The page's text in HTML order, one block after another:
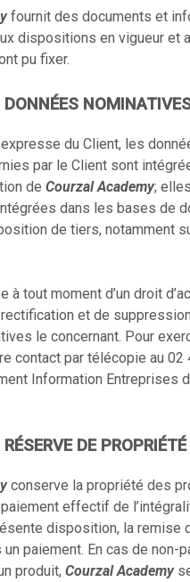
fournit des documents et
dispositions en vigueur et
pu fixer.
du Client, les
par le Client sont
de Courzal Academy;
dans les bases de
de tiers, notamment
à tout moment d’un droit
et de
le concernant. Pour
contact par télécopie au 02
Information Entreprises
DE PROPRIÉTÉ
conserve la propriété des
paiement effectif de
disposition, la remise
paiement. En cas de non-
produit, Courzal Academy